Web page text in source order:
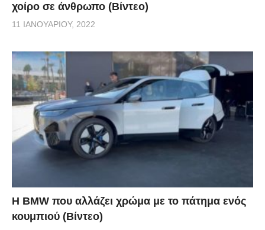
χοίρο σε άνθρωπο (Βίντεο)
11 ΙΑΝΟΥΑΡΊΟΥ, 2022
Η BMW που αλλάζει χρώμα με το πάτημα ενός
κουμπιού (Βίντεο)